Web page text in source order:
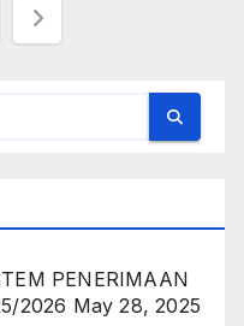
PENERIMAAN
2026 May 28, 2025